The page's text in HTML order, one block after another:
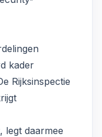
kader
Rijksinspectie
legt daarmee